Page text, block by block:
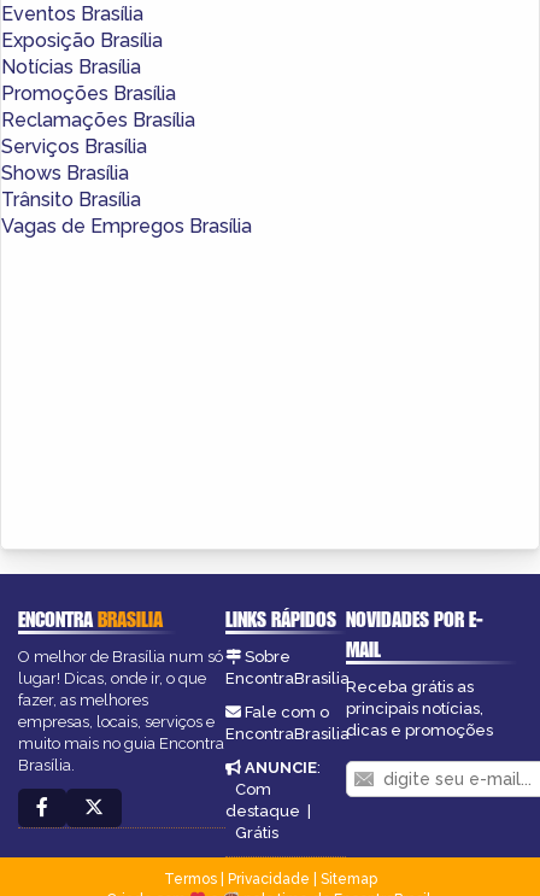
Eventos Brasília
Exposição Brasília
Notícias Brasília
Promoções Brasília
Reclamações Brasília
Serviços Brasília
Shows Brasília
Trânsito Brasília
Vagas de Empregos Brasília
ENCONTRABRASILIA
O melhor de Brasília num só
lugar! Dicas, onde ir, o que
fazer, as melhores
empresas, locais, serviços e
muito mais no guia Encontra
Brasília.
LINKS RÁPIDOS
Sobre
EncontraBrasilia
Fale com o
EncontraBrasilia
ANUNCIE:
Com
destaque
Grátis
NOVIDADES POR E-
MAIL
Receba grátis as
principais notícias,
dicas e promoções
Termos| Privacidade
Sitemap